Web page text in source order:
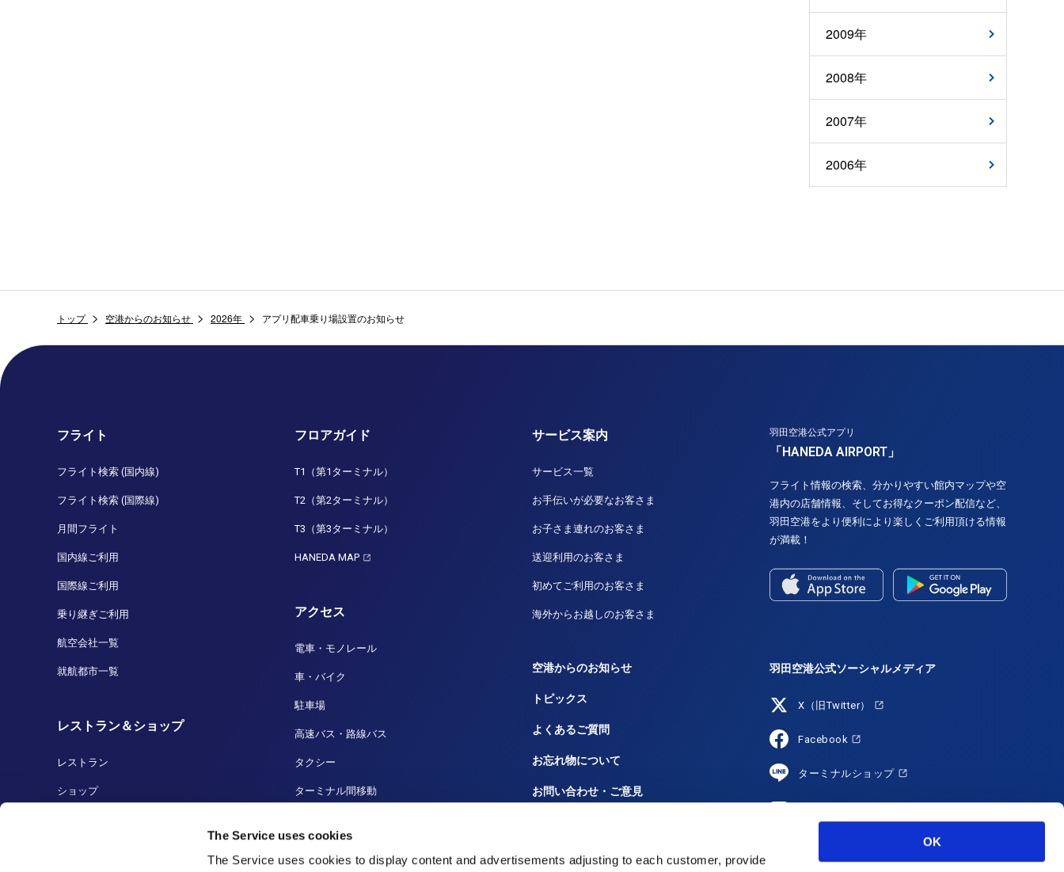
The Service uses cookies
The Service uses cookies to display content and advertisements adjusting to each customer, provide
OK
2009年
2008年
2007年
2006年
トップ 空港からのお知らせ 2026年 アプリ配車乗り場設置のお知らせ
フライト
フライト検索 (国内線)
フライト検索 (国際線)
月間フライト
国内線ご利用
国際線ご利用
乗り継ぎご利用
航空会社一覧
就航都市一覧
レストラン＆ショップ
レストラン
ショップ
フロアガイド
T1（第1ターミナル）
T2（第2ターミナル）
T3（第3ターミナル）
HANEDA MAP
アクセス
電車・モノレール
車・バイク
駐車場
高速バス・路線バス
タクシー
ターミナル間移動
サービス案内
サービス一覧
お手伝いが必要なお客さま
お子さま連れのお客さま
送迎利用のお客さま
初めてご利用のお客さま
海外からお越しのお客さま
空港からのお知らせ
トピックス
よくあるご質問
お忘れ物について
お問い合わせ・ご意見
大事なお知らせや規程
羽田空港公式アプリ
「HANEDA AIRPORT」
フライト情報の検索、分かりやすい館内マップや空
港内の店舗情報、そしてお得なクーポン配信など、
羽田空港をより便利により楽しくご利用頂ける情報
が満載！
羽田空港公式ソーシャルメディア
X（旧Twitter）
Facebook
ターミナルショップ